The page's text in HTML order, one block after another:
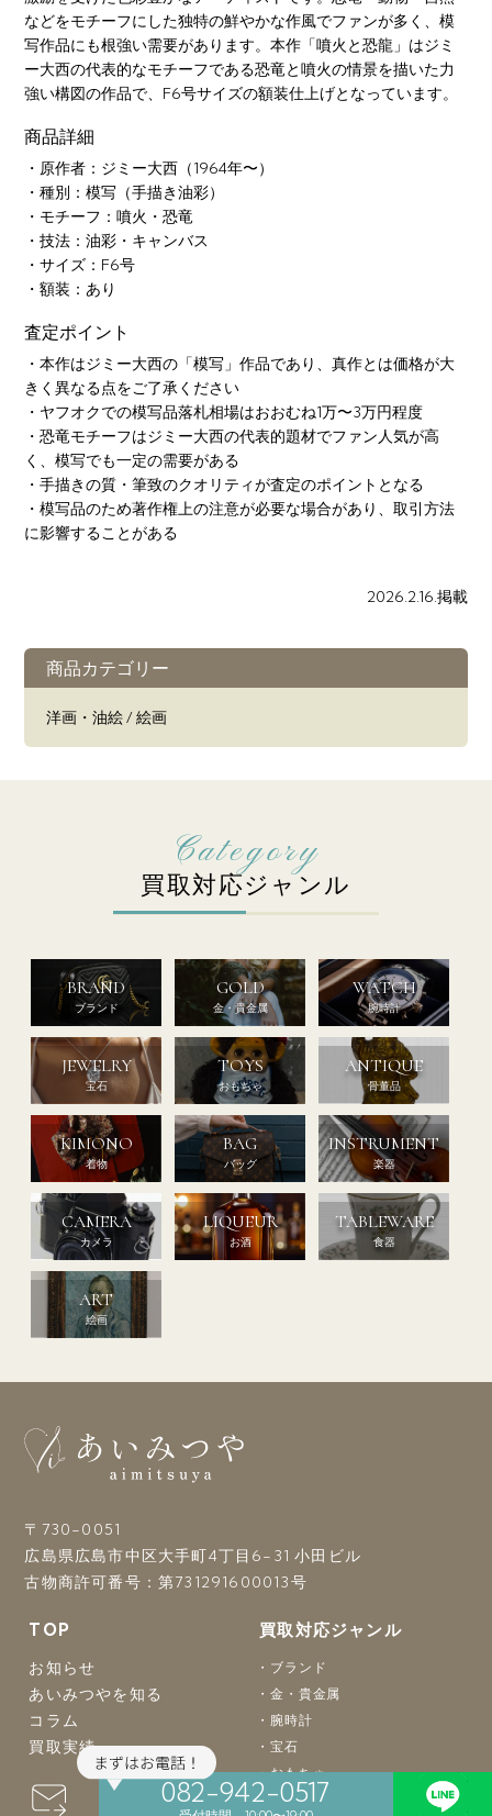
などをモチーフにした独特の鮮やかな作風でファンが多く、模
写作品にも根強い需要があります。本作「噴火と恐龍」はジミ
ー大西の代表的なモチーフである恐竜と噴火の情景を描いた力
強い構図の作品で、F6号サイズの額装仕上げとなっています。
商品詳細
・原作者：ジミー大西（1964年〜）
・種別：模写（手描き油彩）
・モチーフ：噴火・恐竜
・技法：油彩・キャンバス
・サイズ：F6号
・額装：あり
査定ポイント
・本作はジミー大西の「模写」作品であり、真作とは価格が大
きく異なる点をご了承ください
・ヤフオクでの模写品落札相場はおおむね1万〜3万円程度
・恐竜モチーフはジミー大西の代表的題材でファン人気が高
く、模写でも一定の需要がある
・手描きの質・筆致のクオリティが査定のポイントとなる
・模写品のため著作権上の注意が必要な場合があり、取引方法
に影響することがある
2026.2.16.掲載
商品カテゴリー
洋画・油絵 / 絵画
買取対応ジャンル
BRAND
ブランド
GOLD
金・貴金属
WATCH
腕時計
JEWELRY
宝石
TOYS
おもちゃ
ANTIQUE
骨董品
KIMONO
着物
BAG
バッグ
INSTRUMENT
楽器
CAMERA
カメラ
LIQUEUR
お酒
TABLEWARE
食器
ART
絵画
〒730-0051
広島県広島市中区大手町4丁目6-31 小田ビル
古物商許可番号：第731291600013号
TOP
お知らせ
あいみつやを知る
コラム
買取実績
買取対応ジャンル
ブランド
金・貴金属
腕時計
宝石
おもちゃ
骨董品
082-942-0517